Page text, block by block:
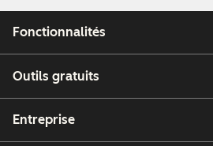
Fonctionnalités
Outils gratuits
Entreprise